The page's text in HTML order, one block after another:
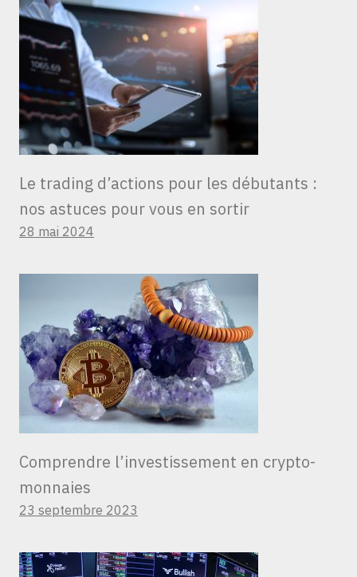
Le trading d’actions pour les débutants :
nos astuces pour vous en sortir
28 mai 2024
Comprendre l’investissement en crypto-
monnaies
23 septembre 2023